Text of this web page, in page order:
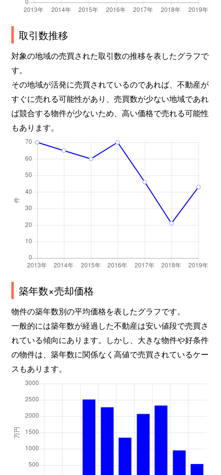
取引数推移
対象の地域の売買された取引数の推移を表したグラフで
す。
その地域が活発に売買されているのであれば、不動産が
すぐに売れる可能性があり、売買数が少ない地域であれ
ば競合する物件が少ないため、高い価格で売れる可能性
もあります。
築年数×売却価格
物件の築年数別の平均価格を表したグラフです。
一般的には築年数が経過した不動産は安い値段で売買さ
れている傾向にあります。しかし、大きな物件や好条件
の物件は、築年数に関係なく高値で売買されているケー
スもあります。